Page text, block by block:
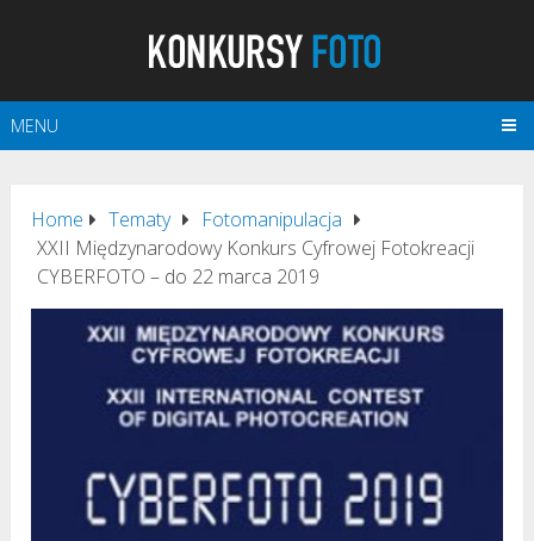
MENU
Home Tematy
Fotomanipulacja
XXII Międzynarodowy Konkurs Cyfrowej Fotokreacji
CYBERFOTO – do 22 marca 2019